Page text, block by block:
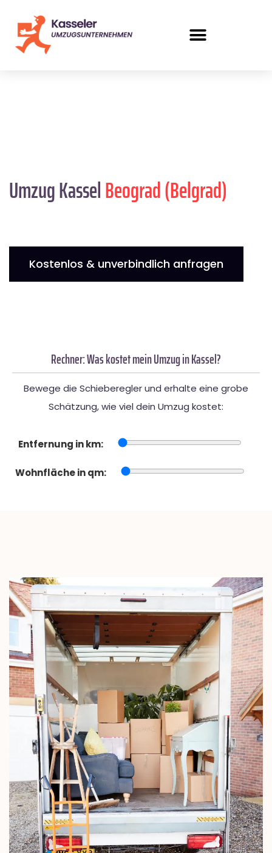
Umzug KasselBeograd (Belgrad)
Kostenlos & unverbindlich anfragen
Rechner: Was kostet mein Umzug in Kassel?
Bewege die Schieberegler und erhalte eine grobe
Schätzung, wie viel dein Umzug kostet:
Entfernung in km:
Wohnfläche in qm: